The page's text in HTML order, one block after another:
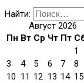
Найти:
Август 2026
Пн Вт Ср Чт Пт
1
3
4 5 6 7 8
10 11 12 13 14 15